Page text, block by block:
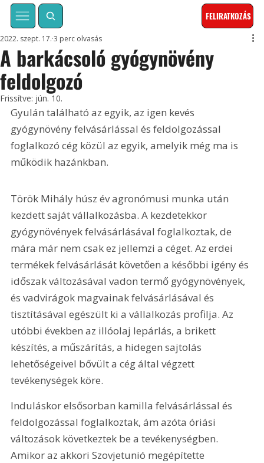
FELIRATKOZÁS
A barkácsoló gyógynövény
feldolgozó
2022. szept. 17. 3 perc olvasás
Frissítve: jún. 10.
Gyulán található az egyik, az igen kevés
gyógynövény felvásárlással és feldolgozással
foglalkozó cég közül az egyik, amelyik még ma is
működik hazánkban.
Török Mihály húsz év agronómusi munka után
kezdett saját vállalkozásba. A kezdetekkor
gyógynövények felvásárlásával foglalkoztak, de
mára már nem csak ez jellemzi a céget. Az erdei
termékek felvásárlását követően a későbbi igény és
időszak változásával vadon termő gyógynövények,
és vadvirágok magvainak felvásárlásával és
tisztításával egészült ki a vállalkozás profilja. Az
utóbbi években az illóolaj lepárlás, a brikett
készítés, a műszárítás, a hidegen sajtolás
lehetőségeivel bővült a cég által végzett
tevékenységek köre.
Induláskor elsősorban kamilla felvásárlással és
feldolgozással foglalkoztak, ám azóta óriási
változások következtek be a tevékenységben.
Amikor az akkori Szovjetunió megépítette